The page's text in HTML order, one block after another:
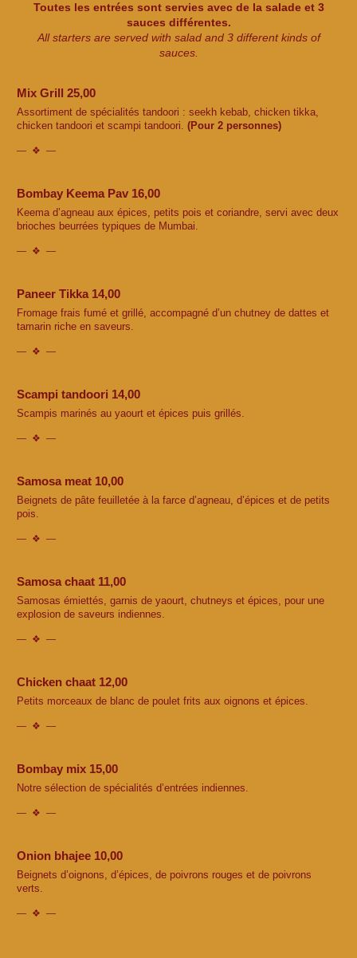
Toutes les entrées sont servies avec de la salade et 3
sauces différentes.
All starters are served with salad and 3 different kinds of
sauces.
Mix Grill 25,00
Assortiment de spécialités tandoori : seekh kebab, chicken tikka,
chicken tandoori et scampi tandoori.(Pour 2 personnes)
Bombay Keema Pav 16,00
Keema d’agneau aux épices, petits pois et coriandre, servi avec deux
brioches beurrées typiques de Mumbai.
Paneer Tikka 14,00
Fromage frais fumé et grillé, accompagné d’un chutney de dattes et
tamarin riche en saveurs.
Scampi tandoori 14,00
Scampis marinés au yaourt et épices puis grillés.
Samosa meat 10,00
Beignets de pâte feuilletée à la farce d’agneau, d’épices et de petits
pois.
Samosa chaat 11,00
Samosas émiettés, garnis de yaourt, chutneys et épices, pour une
explosion de saveurs indiennes.
Chicken chaat 12,00
Petits morceaux de blanc de poulet frits aux oignons et épices.
Bombay mix 15,00
Notre sélection de spécialités d’entrées indiennes.
Onion bhajee 10,00
Beignets d’oignons, d’épices, de poivrons rouges et de poivrons
verts.